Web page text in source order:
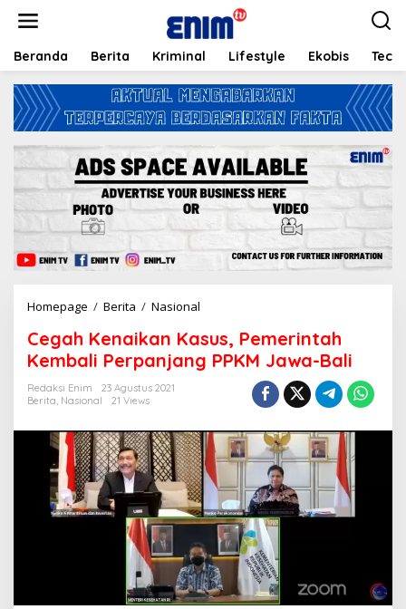
t
Beranda Berita Kriminal Lifestyle Ekobis
Homepage / Berita / Nasional
g
a
h
a
i
k
a
n
K
s
u
s
,
Cegah Kenaikan Kasus, Pemerintah
Kembali Perpanjang PPKM Jawa-Bali
Redaksi Enim
23 Agustus 2021
Berita, Nasional 21 Views